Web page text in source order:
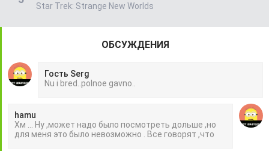
Star Trek: Strange New Worlds
ОБСУЖДЕНИЯ
Гость Serg
Nu i bred..polnoe gavno..
hamu
Хм ... Ну ,может надо было посмотреть дольше ,но
для меня это было невозможно . Все говорят ,что